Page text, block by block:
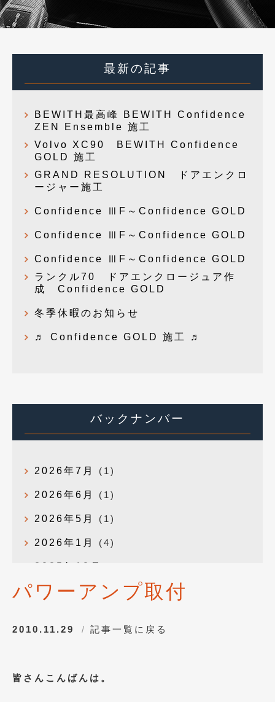
最新の記事
BEWITH最高峰 BEWITH Confidence
ZEN Ensemble 施工
Volvo XC90 BEWITH Confidence
GOLD 施工
GRAND RESOLUTION ドアエンクロ
ージャー施工
Confidence ⅢF～Confidence GOLD
Confidence ⅢF～Confidence GOLD
Confidence ⅢF～Confidence GOLD
ランクル70 ドアエンクロージュア作
成 Confidence GOLD
冬季休暇のお知らせ
♬ Confidence GOLD 施工 ♬
バックナンバー
2026年7月 (1)
2026年6月 (1)
2026年5月 (1)
2026年1月 (4)
2025年12月
2025年10月 (1)
2024年7月 (1)
パワーアンプ取付
2010.11.29 記事一覧に戻る
皆さんこんばんは。